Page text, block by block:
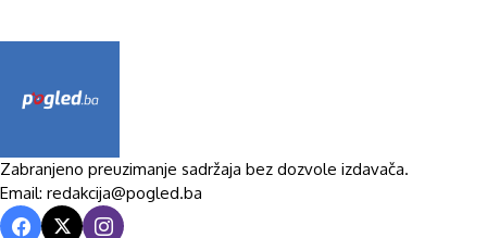
Zabranjeno preuzimanje sadržaja bez dozvole izdavača.
Email: redakcija@pogled.ba